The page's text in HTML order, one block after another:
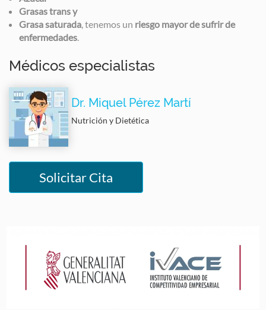
Grasas trans y
Grasa saturada, tenemos un riesgo mayor de sufrir de
enfermedades.
Médicos especialistas
Dr. Miquel Pérez Martí
Nutrición y Dietética
Solicitar Cita